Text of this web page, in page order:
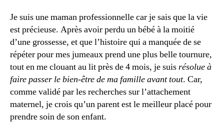
Je suis une maman professionnelle car je sais que la vie
est précieuse. Après avoir perdu un bébé à la moitié
d’une grossesse, et que l’histoire qui a manquée de se
répéter pour mes jumeaux prend une plus belle tournure,
tout en me clouant au lit près de 4 mois, je suisrésolue à
faire passer le bien-être de ma famille avanttout. Car,
comme validé par les recherches sur l’attachement
maternel, je crois qu’un parent est le meilleur placé pour
prendre soin de son enfant.